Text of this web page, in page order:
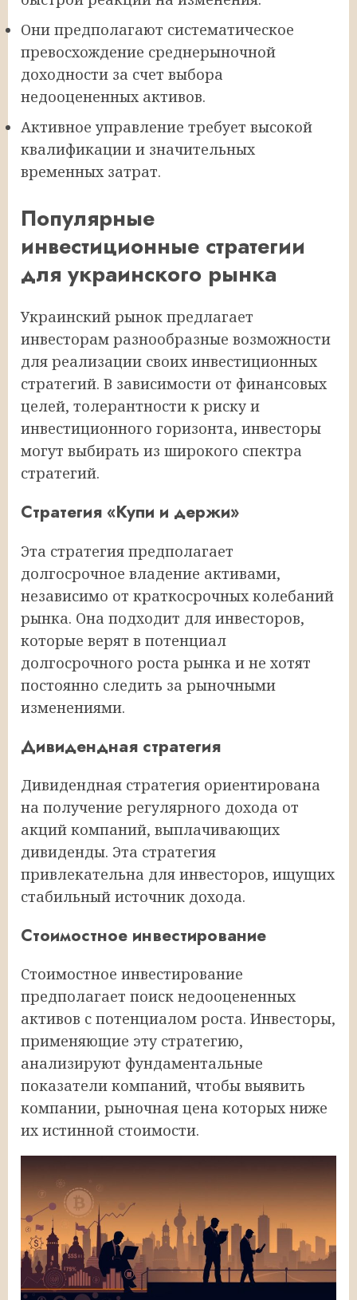
Они предполагают систематическое
превосхождение среднерыночной
доходности за счет выбора
недооцененных активов.
Активное управление требует высокой
квалификации и значительных
временных затрат.
Популярные
инвестиционные стратегии
для украинского рынка
Украинский рынок предлагает
инвесторам разнообразные возможности
для реализации своих инвестиционных
стратегий. В зависимости от финансовых
целей, толерантности к риску и
инвестиционного горизонта, инвесторы
могут выбирать из широкого спектра
стратегий.
Стратегия «Купи и держи»
Эта стратегия предполагает
долгосрочное владение активами,
независимо от краткосрочных колебаний
рынка. Она подходит для инвесторов,
которые верят в потенциал
долгосрочного роста рынка и не хотят
постоянно следить за рыночными
изменениями.
Дивидендная стратегия
Дивидендная стратегия ориентирована
на получение регулярного дохода от
акций компаний, выплачивающих
дивиденды. Эта стратегия
привлекательна для инвесторов, ищущих
стабильный источник дохода.
Стоимостное инвестирование
Стоимостное инвестирование
предполагает поиск недооцененных
активов с потенциалом роста. Инвесторы,
применяющие эту стратегию,
анализируют фундаментальные
показатели компаний, чтобы выявить
компании, рыночная цена которых ниже
их истинной стоимости.